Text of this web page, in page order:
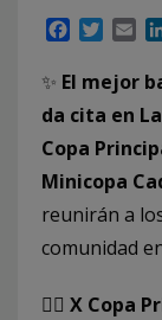
Facebook
✨ El mejor
da cita en
Copa
Minicopa
reunirán a
comunidad
🤾‍♀️ X Copa